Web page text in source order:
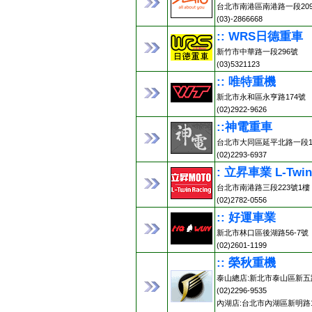
台北市南港區南港路一段
(03)-2866668
:: WRS日德重車
新竹市中華路一段296號
(03)5321123
:: 唯特重機
新北市永和區永亨路174號
(02)2922-9626
::神電重車
台北市大同區延平北路一段
(02)2293-6937
: 立昇車業 L-Twin
台北市南港路三段223號1樓
(02)2782-0556
:: 好運車業
新北市林口區後湖路56-7號
(02)2601-1199
:: 榮秋重機
泰山總店:新北市泰山區新
(02)2296-9535
內湖店:台北市內湖區新明